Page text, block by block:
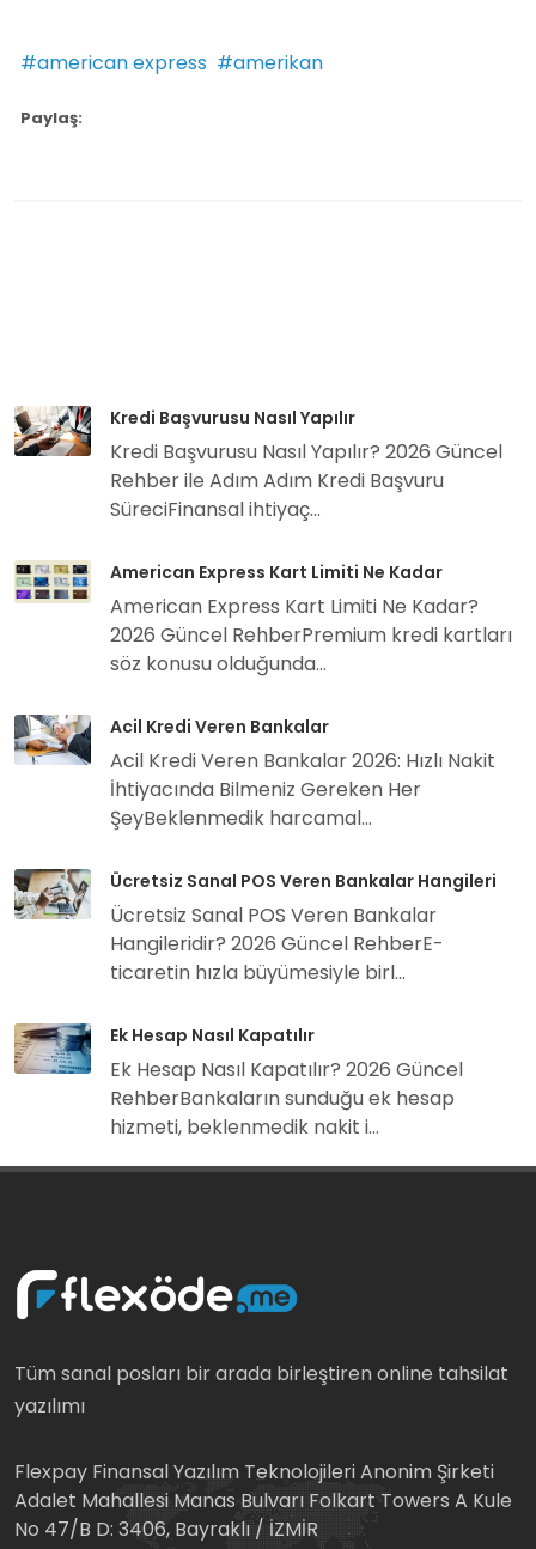
#american express #amerikan
Paylaş:
Kredi Başvurusu Nasıl Yapılır
Kredi Başvurusu Nasıl Yapılır? 2026 Güncel
Rehber ile Adım Adım Kredi Başvuru
SüreciFinansal ihtiyaç...
American Express Kart Limiti Ne Kadar
American Express Kart Limiti Ne Kadar?
2026 Güncel RehberPremium kredi kartları
söz konusu olduğunda...
Acil Kredi Veren Bankalar
Acil Kredi Veren Bankalar 2026: Hızlı Nakit
İhtiyacında Bilmeniz Gereken Her
ŞeyBeklenmedik harcamal...
Ücretsiz Sanal POS Veren Bankalar Hangileri
Ücretsiz Sanal POS Veren Bankalar
Hangileridir? 2026 Güncel RehberE-
ticaretin hızla büyümesiyle birl...
Ek Hesap Nasıl Kapatılır
Ek Hesap Nasıl Kapatılır? 2026 Güncel
RehberBankaların sunduğu ek hesap
hizmeti, beklenmedik nakit i...
Tüm sanal posları bir arada birleştiren online tahsilat
yazılımı
Flexpay Finansal Yazılım Teknolojileri Anonim Şirketi
Adalet Mahallesi Manas Bulvarı Folkart Towers A Kule
No 47/B D: 3406, Bayraklı / İZMİR